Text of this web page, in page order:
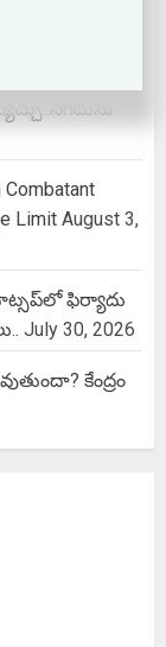
Limit August 3,
ఫిర్యాదు
July 30, 2026
కేంద్రం